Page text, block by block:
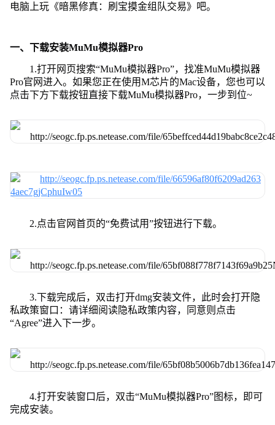
电脑上玩《暗黑修真：刷宝摸金组队交易》吧。
一、下载安装MuMu模拟器Pro
1.打开网页搜索“MuMu模拟器Pro”，找准MuMu模拟器
Pro官网进入。如果您正在使用M芯片的Mac设备，您也可以
点击下方下载按钮直接下载MuMu模拟器Pro，一步到位~
2.点击官网首页的“免费试用”按钮进行下载。
3.下载完成后，双击打开dmg安装文件，此时会打开隐
私政策窗口：请详细阅读隐私政策内容，同意则点击
“Agree”进入下一步。
4.打开安装窗口后，双击“MuMu模拟器Pro”图标，即可
完成安装。